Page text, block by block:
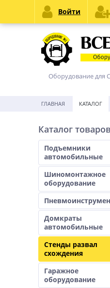
Оборудование для
ГЛАВНАЯ КАТАЛОГ
Каталог
Подъемники
автомобильные
Шиномонтажное
оборудование
Домкраты
автомобильные
Стенды развал
схождения
Гаражное
оборудование
Войти